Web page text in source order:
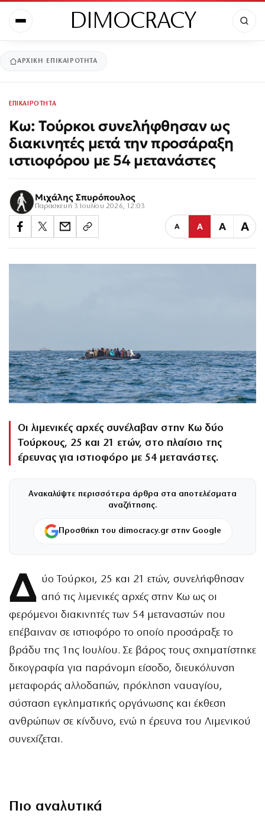
DIMOCRACY
ΑΡΧΙΚΉ ΕΠΙΚΑΙΡΟΤΗΤΑ
ΕΠΙΚΑΙΡΟΤΗΤΑ
Κω: Τούρκοι συνελήφθησαν ως
διακινητές μετά την προσάραξη
ιστιοφόρου με 54 μετανάστες
Μιχάλης Σπυρόπουλος
Παρασκευή 3 Ιουλίου 2026, 12:03
Α Α Α Α
Οι λιμενικές αρχές συνέλαβαν στην Κω δύο
Τούρκους, 25 και 21 ετών, στο πλαίσιο της
έρευνας για ιστιοφόρο με 54 μετανάστες.
Ανακαλύψτε περισσότερα άρθρα στα αποτελέσματα
αναζήτησης.
Προσθήκη του dimocracy.gr στην Google
Δ ύο Τούρκοι, 25 και 21 ετών, συνελήφθησαν
από τις λιμενικές αρχές στην Κω ως οι
φερόμενοι διακινητές των 54 μεταναστών που
επέβαιναν σε ιστιοφόρο το οποίο προσάραξε το
βράδυ της 1ης Ιουλίου. Σε βάρος τους σχηματίστηκε
δικογραφία για παράνομη είσοδο, διευκόλυνση
μεταφοράς αλλοδαπών, πρόκληση ναυαγίου,
σύσταση εγκληματικής οργάνωσης και έκθεση
ανθρώπων σε κίνδυνο, ενώ η έρευνα του Λιμενικού
συνεχίζεται.
Πιο αναλυτικά